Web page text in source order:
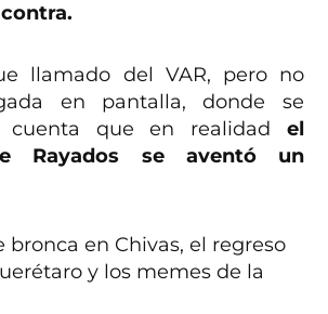
llamado del VAR, pero no
en pantalla, donde se
cuenta que en realidad el
Rayados se aventó un